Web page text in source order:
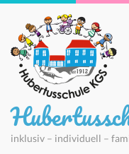
inklusiv – individuell –